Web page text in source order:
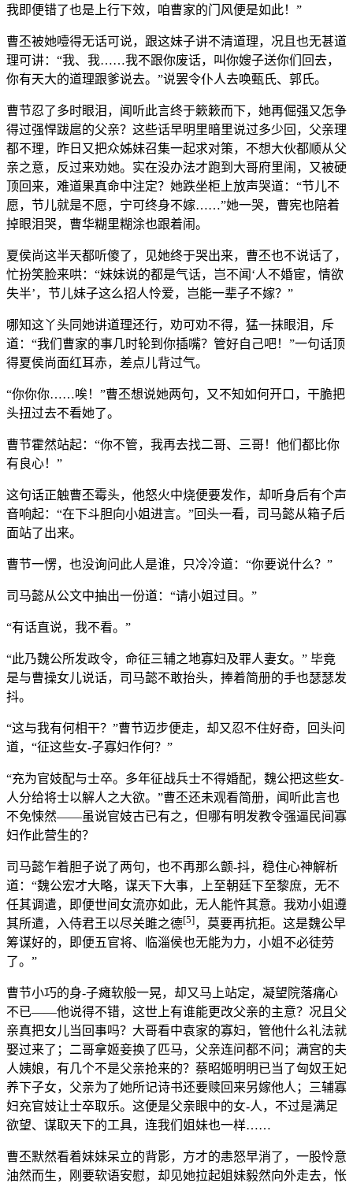
我即便错了也是上行下效，咱曹家的门风便是如此！”
曹丕被她噎得无话可说，跟这妹子讲不清道理，况且也无甚道
理可讲：“我、我……我不跟你废话，叫你嫂子送你们回去，
你有天大的道理跟爹说去。”说罢令仆人去唤甄氏、郭氏。
曹节忍了多时眼泪，闻听此言终于簌簌而下，她再倔强又怎争
得过强悍跋扈的父亲？这些话早明里暗里说过多少回，父亲理
都不理，昨日又把众姊妹召集一起求对策，不想大伙都顺从父
亲之意，反过来劝她。实在没办法才跑到大哥府里闹，又被硬
顶回来，难道果真命中注定？她跌坐柜上放声哭道：“节儿不
愿，节儿就是不愿，宁可终身不嫁……”她一哭，曹宪也陪着
掉眼泪哭，曹华糊里糊涂也跟着闹。
夏侯尚这半天都听傻了，见她终于哭出来，曹丕也不说话了，
忙扮笑脸来哄：“妹妹说的都是气话，岂不闻‘人不婚宦，情欲
失半’，节儿妹子这么招人怜爱，岂能一辈子不嫁？”
哪知这丫头同她讲道理还行，劝可劝不得，猛一抹眼泪，斥
道：“我们曹家的事几时轮到你插嘴？管好自己吧！”一句话顶
得夏侯尚面红耳赤，差点儿背过气。
“你你你……唉！”曹丕想说她两句，又不知如何开口，干脆把
头扭过去不看她了。
曹节霍然站起：“你不管，我再去找二哥、三哥！他们都比你
有良心！”
这句话正触曹丕霉头，他怒火中烧便要发作，却听身后有个声
音响起：“在下斗胆向小姐进言。”回头一看，司马懿从箱子后
面站了出来。
曹节一愣，也没询问此人是谁，只冷冷道：“你要说什么？”
司马懿从公文中抽出一份道：“请小姐过目。”
“有话直说，我不看。”
“此乃魏公所发政令，命征三辅之地寡妇及罪人妻女。” 毕竟
是与曹操女儿说话，司马懿不敢抬头，捧着简册的手也瑟瑟发
抖。
“这与我有何相干？”曹节迈步便走，却又忍不住好奇，回头问
道，“征这些女-子寡妇作何？”
“充为官妓配与士卒。多年征战兵士不得婚配，魏公把这些女-
人分给将士以解人之大欲。”曹丕还未观看简册，闻听此言也
不免悚然——虽说官妓古已有之，但哪有明发教令强逼民间寡
妇作此营生的？
司马懿乍着胆子说了两句，也不再那么颤-抖，稳住心神解析
道：“魏公宏才大略，谋天下大事，上至朝廷下至黎庶，无不
任其调遣，即便世间女流亦如此，无人能忤其意。我劝小姐遵
其所遣，入侍君王以尽关雎之德[5]，莫要再抗拒。这是魏公早
筹谋好的，即便五官将、临淄侯也无能为力，小姐不必徒劳
了。”
曹节小巧的身-子瘫软般一晃，却又马上站定，凝望院落痛心
不已——他说得不错，这世上有谁能更改父亲的主意？况且父
亲真把女儿当回事吗？大哥看中袁家的寡妇，管他什么礼法就
娶过来了；二哥拿姬妾换了匹马，父亲连问都不问；满宫的夫
人姨娘，有几个不是父亲抢来的？蔡昭姬明明已当了匈奴王妃
养下子女，父亲为了她所记诗书还要赎回来另嫁他人；三辅寡
妇充官妓让士卒取乐。这便是父亲眼中的女-人，不过是满足
欲望、谋取天下的工具，连我们姐妹也一样……
曹丕默然看着妹妹呆立的背影，方才的恚怒早消了，一股怜意
油然而生，刚要软语安慰，却见她拉起姐妹毅然向外走去，怅